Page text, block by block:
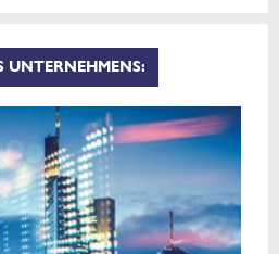
UNTERNEHMENS: